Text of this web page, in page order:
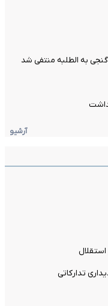
به الطلبه منتفی شد
آرشیو
تدارکاتی